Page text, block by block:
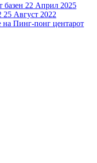
базен 22 Април 2025
25 Август 2022
на Пинг-понг центарот